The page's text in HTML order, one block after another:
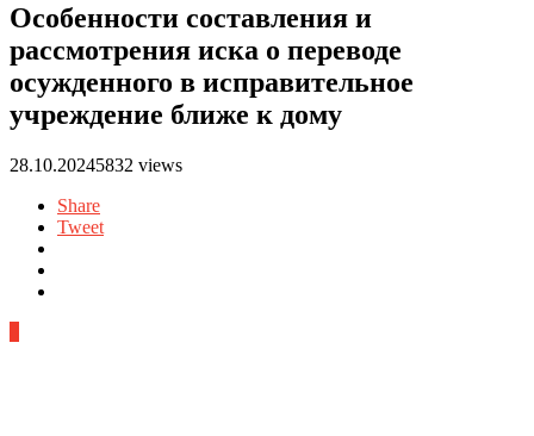
Особенности составления и
рассмотрения иска о переводе
осужденного в исправительное
учреждение ближе к дому
28.10.20245832 views
Share
Tweet